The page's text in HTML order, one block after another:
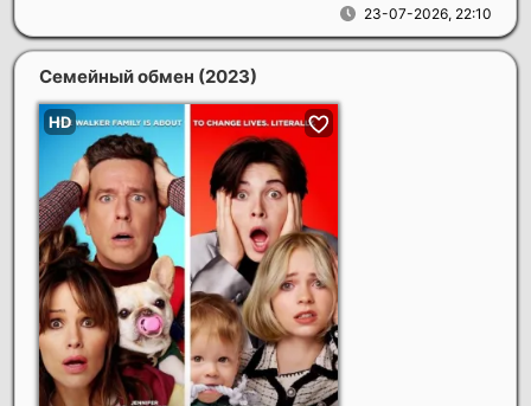
23-07-2026, 22:10
Семейный обмен (2023)